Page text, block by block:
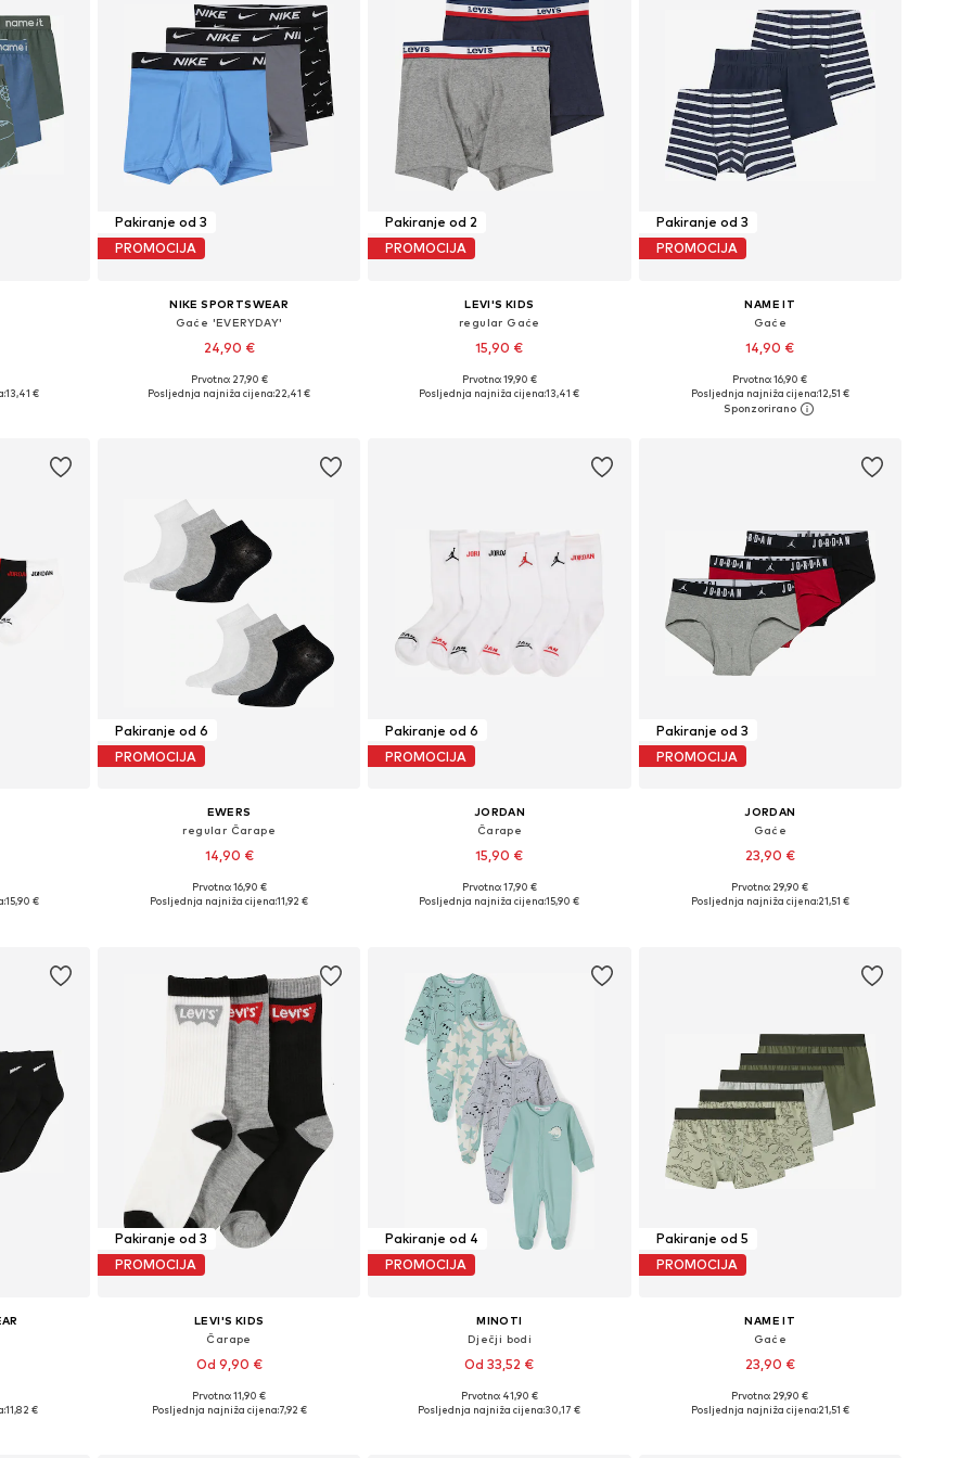
13,41 €
Pakiranje od 3
PROMOCIJA
NIKE SPORTSWEAR
Gaće 'EVERYDAY'
24,90 €
Dostupne veličine: 128-138, 138-147
Prvotno: 27,90 €
Posljednja najniža cijena:22,41 €
Pakiranje od 2
PROMOCIJA
LEVI'S KIDS
regular Gaće
15,90 €
Prvotno: 19,90 €
Posljednja najniža cijena:13,41 €
Pakiranje od 3
PROMOCIJA
NAME IT
Gaće
14,90 €
Dostupno u više veličina
Dodaj u košaricu
Prvotno: 16,90 €
Posljednja najniža cijena:12,51 €
15,90 €
Pakiranje od 6
PROMOCIJA
EWERS
regular Čarape
14,90 €
+ 2
Dostupno u više veličina
Prvotno: 16,90 €
Posljednja najniža cijena:11,92 €
Pakiranje od 6
PROMOCIJA
JORDAN
Čarape
15,90 €
Prvotno: 17,90 €
Posljednja najniža cijena:15,90 €
Pakiranje od 3
PROMOCIJA
JORDAN
Gaće
23,90 €
Prvotno: 29,90 €
Posljednja najniža cijena:21,51 €
11,82 €
Pakiranje od 3
PROMOCIJA
LEVI'S KIDS
Čarape
Od 9,90 €
Prvotno: 11,90 €
Posljednja najniža cijena:7,92 €
Pakiranje od 4
PROMOCIJA
MINOTI
Dječji bodi
Od 33,52 €
Dostupno u više veličina
Prvotno: 41,90 €
Posljednja najniža cijena:30,17 €
Pakiranje od 5
PROMOCIJA
NAME IT
Gaće
23,90 €
Dostupno u više veličina
Prvotno: 29,90 €
Posljednja najniža cijena:21,51 €